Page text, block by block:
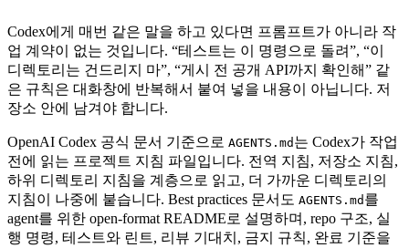
Codex에게 매번 같은 말을 하고 있다면 프롬프트가 아니라 작
업 계약이 없는 것입니다. “테스트는 이 명령으로 돌려”, “이
디렉토리는 건드리지 마”, “게시 전 공개 API까지 확인해” 같
은 규칙은 대화창에 반복해서 붙여 넣을 내용이 아닙니다. 저
장소 안에 남겨야 합니다.
OpenAI Codex 공식 문서 기준으로 AGENTS.md 는 Codex가 작업
전에 읽는 프로젝트 지침 파일입니다. 전역 지침, 저장소 지침,
하위 디렉토리 지침을 계층으로 읽고, 더 가까운 디렉토리의
지침이 나중에 붙습니다. Best practices 문서도 AGENTS.md 를
agent를 위한 open-format README로 설명하며, repo 구조, 실
행 명령, 테스트와 린트, 리뷰 기대치, 금지 규칙, 완료 기준을